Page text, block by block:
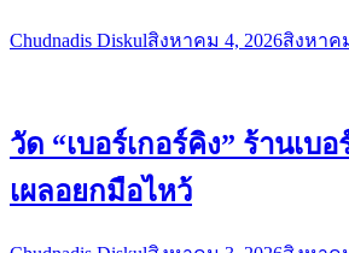
Chudnadis Diskulสิงหาคม 4, 2026สิงหาค
วัด “เบอร์เกอร์คิง” ร้านเบ
เผลอยกมือไหว้